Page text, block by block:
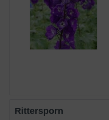
Rittersporn